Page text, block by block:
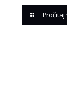
Pročitaj